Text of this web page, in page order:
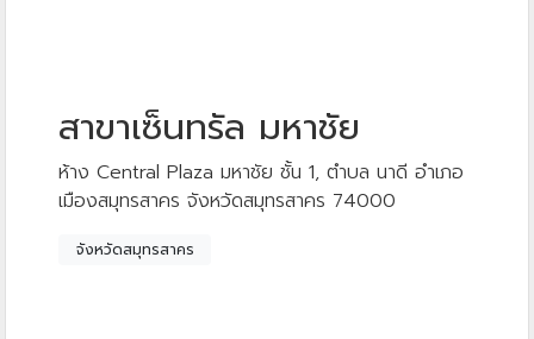
สาขาเซ็นทรัล มหาชัย
ห้าง Central Plaza มหาชัย ชั้น 1, ตำบล นาดี อำเภอ
เมืองสมุทรสาคร จังหวัดสมุทรสาคร 74000
จังหวัดสมุทรสาคร